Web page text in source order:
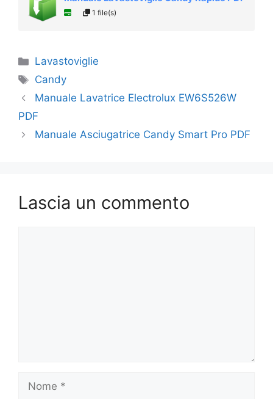
1 file(s)
Categorie
Lavastoviglie
Tag
Candy
Manuale Lavatrice Electrolux EW6S526W
PDF
Manuale Asciugatrice Candy Smart Pro PDF
Lascia un commento
Nome